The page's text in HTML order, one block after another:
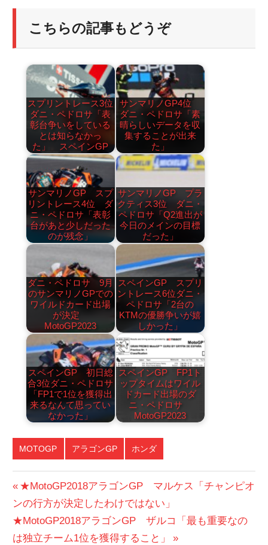
こちらの記事もどうぞ
スプリントレース3位
ダニ・ペドロサ「表
彰台争いをしている
とは知らなかっ
た」 スペインGP
サンマリノGP4位
ダニ・ペドロサ「素
晴らしいデータを収
集することが出来
た」
サンマリノGP スプ
リントレース4位 ダ
ニ・ペドロサ「表彰
台があと少しだった
のが残念」
サンマリノGP プラ
クティス3位 ダニ・
ペドロサ「Q2進出が
今日のメインの目標
だった」
ダニ・ペドロサ 9月
のサンマリノGPでの
ワイルドカード出場
が決定
MotoGP2023
スペインGP スプリ
ントレース6位ダニ・
ペドロサ「2台の
KTMの優勝争いが嬉
しかった」
スペインGP 初日総
合3位ダニ・ペドロサ
「FP1で1位を獲得出
来るなんて思ってい
なかった」
スペインGP FP1ト
ップタイムはワイル
ドカード出場のダ
ニ・ペドロサ
MotoGP2023
MOTOGP アラゴンGP ホンダ
投
稿
ナ
前
の
投
稿:
★MotoGP2018アラゴンGP マルケス「チャンピオ
ンの行方が決定したわけではない」
次
の
★MotoGP2018アラゴンGP ザルコ「最も重要なの
は独立チーム1位を獲得すること」